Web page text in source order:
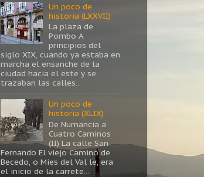
Un poco de
historia (LXXVII)
La plaza de
Pombo A
principios del
siglo XIX, cuando ya estaba en
marcha el ensanche de la
ciudad hacia el este y se
trazaban las calles...
Un poco de
historia (XLIX)
De Numancia a
Cuatro Caminos
(II) La calle San
Fernando El viejo Camino de
Becedo, o Mies del Val le, era
el inicio de la carrete...